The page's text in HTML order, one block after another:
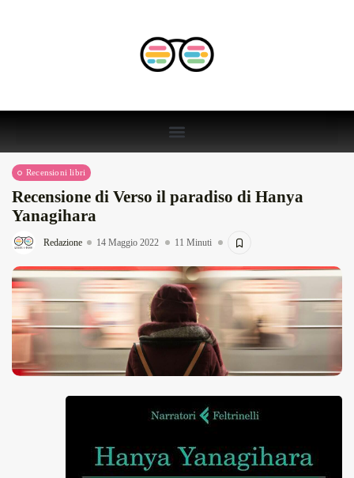
Recensioni libri
Recensione di Verso il paradiso di Hanya
Yanagihara
Redazione 14 Maggio 2022 11 Minuti